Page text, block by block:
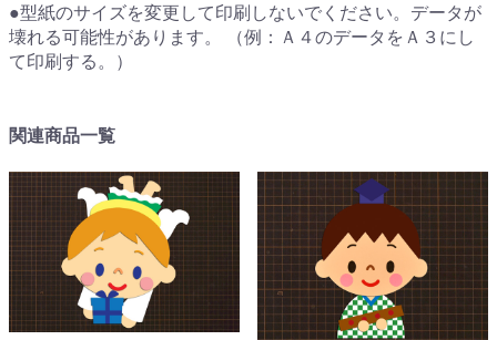
●型紙のサイズを変更して印刷しないでください。データが
壊れる可能性があります。 （例：Ａ４のデータをＡ３にし
て印刷する。）
関連商品一覧